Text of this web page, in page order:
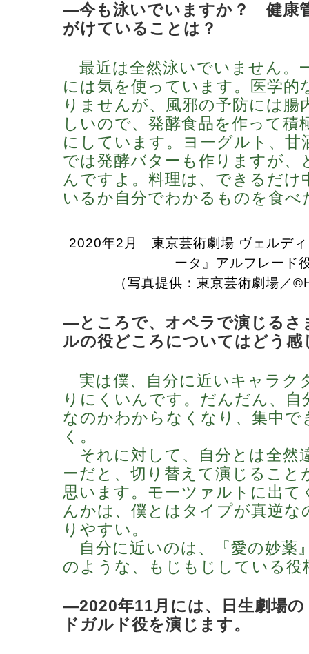
―今も泳いでいますか？ 健康
がけていることは？
最近は全然泳いでいません。
には気を使っています。医学的
りませんが、風邪の予防には腸
しいので、発酵食品を作って積
にしています。ヨーグルト、甘
では発酵バターも作りますが、
んですよ。料理は、できるだけ
いるか自分でわかるものを食べ
2020年2月 東京芸術劇場 ヴェルディ
ータ』アルフレード
（写真提供：東京芸術劇場／
―ところで、オペラで演じるさ
ルの役どころについてはどう感
実は僕、自分に近いキャラク
りにくいんです。だんだん、自
なのかわからなくなり、集中で
く。
それに対して、自分とは全然
ーだと、切り替えて演じること
思います。モーツァルトに出て
んかは、僕とはタイプが真逆な
りやすい。
自分に近いのは、『愛の妙薬
のような、もじもじしている役
―2020年11月には、日生劇場
ドガルド役を演じます。